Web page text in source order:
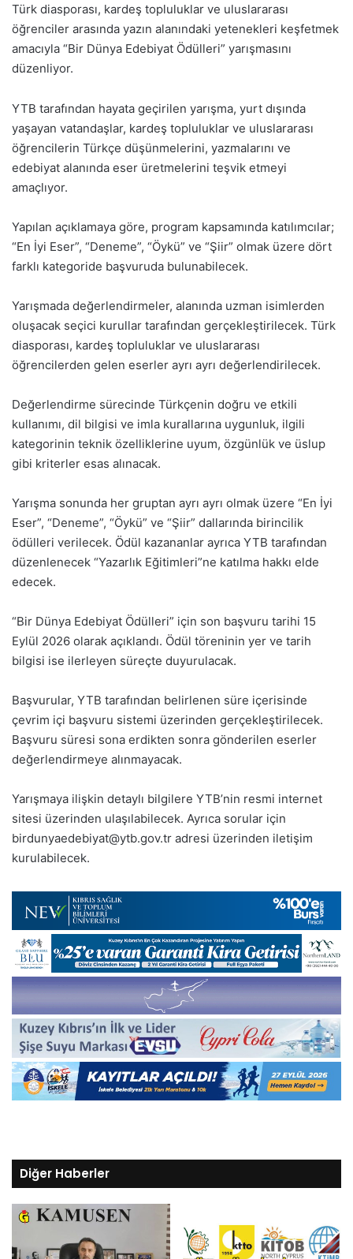
Türk diasporası, kardeş topluluklar ve uluslararası
öğrenciler arasında yazın alanındaki yetenekleri keşfetmek
amacıyla “Bir Dünya Edebiyat Ödülleri” yarışmasını
düzenliyor.
YTB tarafından hayata geçirilen yarışma, yurt dışında
yaşayan vatandaşlar, kardeş topluluklar ve uluslararası
öğrencilerin Türkçe düşünmelerini, yazmalarını ve
edebiyat alanında eser üretmelerini teşvik etmeyi
amaçlıyor.
Yapılan açıklamaya göre, program kapsamında katılımcılar;
“En İyi Eser”, “Deneme”, “Öykü” ve “Şiir” olmak üzere dört
farklı kategoride başvuruda bulunabilecek.
Yarışmada değerlendirmeler, alanında uzman isimlerden
oluşacak seçici kurullar tarafından gerçekleştirilecek. Türk
diasporası, kardeş topluluklar ve uluslararası
öğrencilerden gelen eserler ayrı ayrı değerlendirilecek.
Değerlendirme sürecinde Türkçenin doğru ve etkili
kullanımı, dil bilgisi ve imla kurallarına uygunluk, ilgili
kategorinin teknik özelliklerine uyum, özgünlük ve üslup
gibi kriterler esas alınacak.
Yarışma sonunda her gruptan ayrı ayrı olmak üzere “En İyi
Eser”, “Deneme”, “Öykü” ve “Şiir” dallarında birincilik
ödülleri verilecek. Ödül kazananlar ayrıca YTB tarafından
düzenlenecek “Yazarlık Eğitimleri”ne katılma hakkı elde
edecek.
“Bir Dünya Edebiyat Ödülleri” için son başvuru tarihi 15
Eylül 2026 olarak açıklandı. Ödül töreninin yer ve tarih
bilgisi ise ilerleyen süreçte duyurulacak.
Başvurular, YTB tarafından belirlenen süre içerisinde
çevrim içi başvuru sistemi üzerinden gerçekleştirilecek.
Başvuru süresi sona erdikten sonra gönderilen eserler
değerlendirmeye alınmayacak.
Yarışmaya ilişkin detaylı bilgilere YTB’nin resmi internet
sitesi üzerinden ulaşılabilecek. Ayrıca sorular için
birdunyaedebiyat@ytb.gov.tr adresi üzerinden iletişim
kurulabilecek.
Diğer Haberler